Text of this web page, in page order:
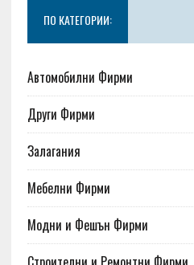
ПО КАТЕГОРИИ:
Автомобилни Фирми
Други Фирми
Залагания
Мебелни Фирми
Модни и Фешън Фирми